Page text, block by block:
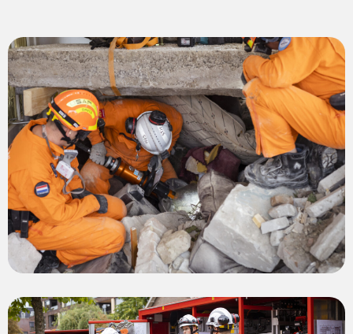
View
photo
View
photo